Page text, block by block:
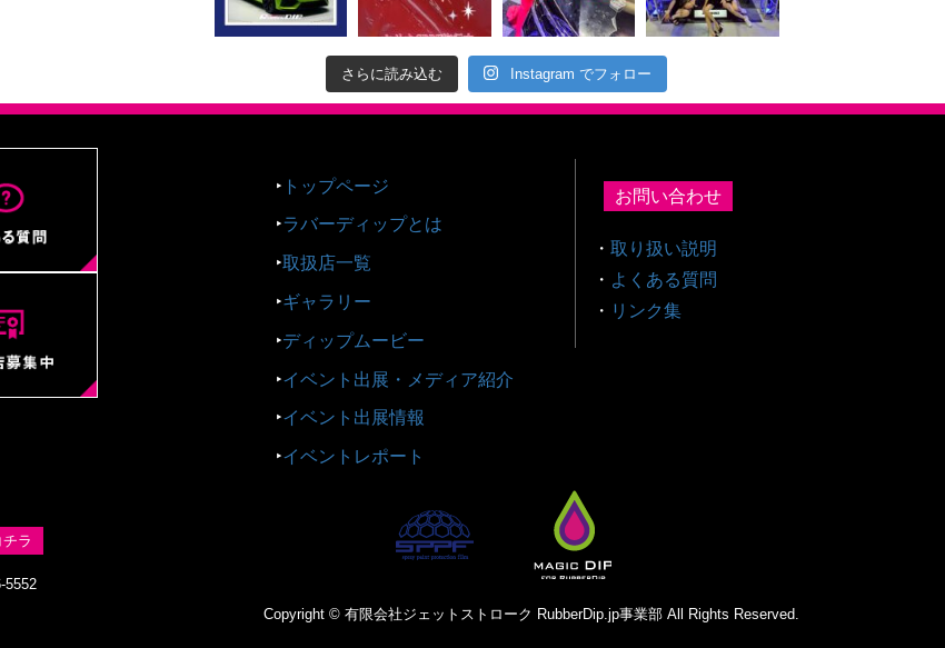
さらに読み込む Instagram でフォロー
‣ トップページ
‣ラバーディップとは
‣取扱店一覧
‣ギャラリー
‣ディップムービー
‣イベント出展・メディア紹介
‣イベント出展情報
‣イベントレポート
お問い合わせ
・ 取り扱い説明
・ よくある質問
・ リンク集
ラ
5552
Copyright © 有限会社ジェットストローク RubberDip.jp事業部 All Rights Reserved.